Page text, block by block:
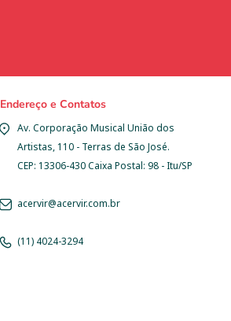
Endereço e Contatos
Av. Corporação Musical União dos
Artistas, 110 - Terras de São José.
CEP: 13306-430 Caixa Postal: 98 - Itu/SP
acervir@acervir.com.br
(11) 4024-3294